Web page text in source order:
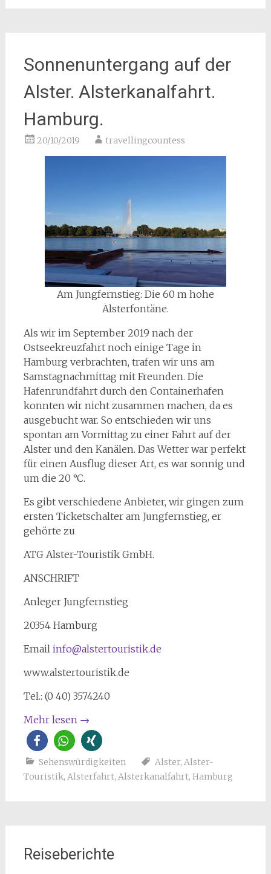
Sonnenuntergang auf der
Alster. Alsterkanalfahrt.
Hamburg.
20/10/2019 travellingcountess
Am Jungfernstieg: Die 60 m hohe
Alsterfontäne.
Als wir im September 2019 nach der
Ostseekreuzfahrt noch einige Tage in
Hamburg verbrachten, trafen wir uns am
Samstagnachmittag mit Freunden. Die
Hafenrundfahrt durch den Containerhafen
konnten wir nicht zusammen machen, da es
ausgebucht war. So entschieden wir uns
spontan am Vormittag zu einer Fahrt auf der
Alster und den Kanälen. Das Wetter war perfekt
für einen Ausflug dieser Art, es war sonnig und
um die 20 °C.
Es gibt verschiedene Anbieter, wir gingen zum
ersten Ticketschalter am Jungfernstieg, er
gehörte zu
ATG Alster-Touristik GmbH.
ANSCHRIFT
Anleger Jungfernstieg
20354 Hamburg
Email info@alstertouristik.de
www.alstertouristik.de
Tel.: (0 40) 3574240
Mehr lesen →
Sehenswürdigkeiten Alster, Alster-
Touristik, Alsterfahrt, Alsterkanalfahrt, Hamburg
Reiseberichte